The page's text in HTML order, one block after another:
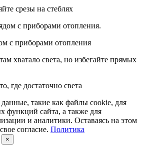
срезы на стеблях
с приборами отопления
где достаточно света
такие как файлы cookie, для
функций сайта, а также для
и аналитики. Оставаясь на этом
согласие. Политика
×